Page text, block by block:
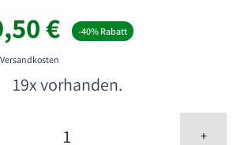
15,95 €
€Aktueller
Preis
9,50 €.
-40% Rabatt
19x vorhanden.
+